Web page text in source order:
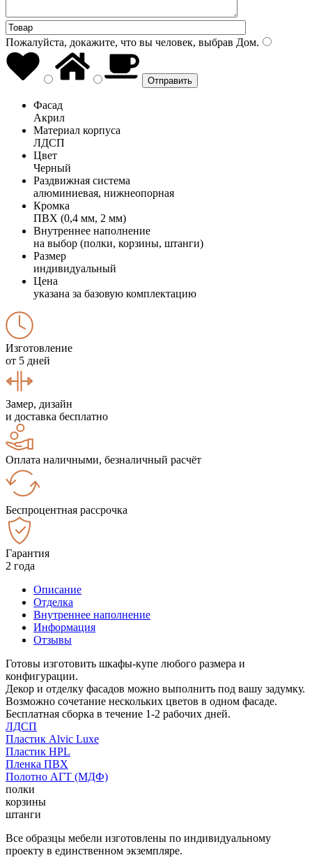
Пожалуйста, докажите, что вы человек, выбрав Дом.
Фасад
Акрил
Материал корпуса
ЛДСП
Цвет
Черный
Раздвижная система
алюминиевая, нижнеопорная
Кромка
ПВХ (0,4 мм, 2 мм)
Внутреннее наполнение
на выбор (полки, корзины, штанги)
Размер
индивидуальный
Цена
указана за базовую комплектацию
Изготовление
от 5 дней
Замер, дизайн
и доставка бесплатно
Оплата наличными, безналичный расчёт
Беспроцентная рассрочка
Гарантия
2 года
Описание
Отделка
Внутреннее наполнение
Информация
Отзывы
Готовы изготовить шкафы-купе любого размера и
конфигурации.
Декор и отделку фасадов можно выполнить под вашу задумку.
Возможно сочетание нескольких цветов в одном фасаде.
Бесплатная сборка в течение 1-2 рабочих дней.
ЛДСП
Пластик Alvic Luxe
Пластик HPL
Пленка ПВХ
Полотно АГТ (МДФ)
полки
корзины
штанги
Все образцы мебели изготовлены по индивидуальному
проекту в единственном экземпляре.